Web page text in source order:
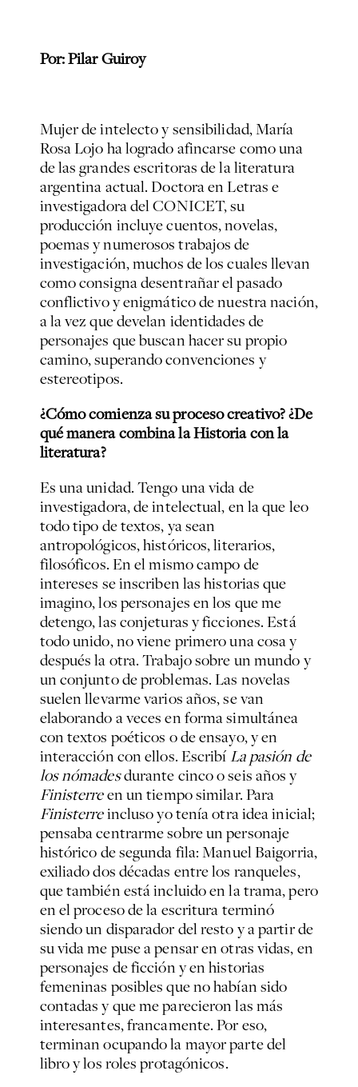
Por: Pilar Guiroy
Mujer de intelecto y sensibilidad, María
Rosa Lojo ha logrado afincarse como una
de las grandes escritoras de la literatura
argentina actual. Doctora en Letras e
investigadora del CONICET, su
producción incluye cuentos, novelas,
poemas y numerosos trabajos de
investigación, muchos de los cuales llevan
como consigna desentrañar el pasado
conflictivo y enigmático de nuestra nación,
a la vez que develan identidades de
personajes que buscan hacer su propio
camino, superando convenciones y
estereotipos.
¿Cómo comienza su proceso creativo? ¿De
qué manera combina la Historia con la
literatura?
Es una unidad. Tengo una vida de
investigadora, de intelectual, en la que leo
todo tipo de textos, ya sean
antropológicos, históricos, literarios,
filosóficos. En el mismo campo de
intereses se inscriben las historias que
imagino, los personajes en los que me
detengo, las conjeturas y ficciones. Está
todo unido, no viene primero una cosa y
después la otra. Trabajo sobre un mundo y
un conjunto de problemas. Las novelas
suelen llevarme varios años, se van
elaborando a veces en forma simultánea
con textos poéticos o de ensayo, y en
interacción con ellos. EscribíLa pasión de
los nómadesdurante cinco o seis años y
Finisterreen un tiempo similar. Para
Finisterreincluso yo tenía otra idea inicial;
pensaba centrarme sobre un personaje
histórico de segunda fila: Manuel Baigorria,
exiliado dos décadas entre los ranqueles,
que también está incluido en la trama, pero
en el proceso de la escritura terminó
siendo un disparador del resto y a partir de
su vida me puse a pensar en otras vidas, en
personajes de ficción y en historias
femeninas posibles que no habían sido
contadas y que me parecieron las más
interesantes, francamente. Por eso,
terminan ocupando la mayor parte del
libro y los roles protagónicos.